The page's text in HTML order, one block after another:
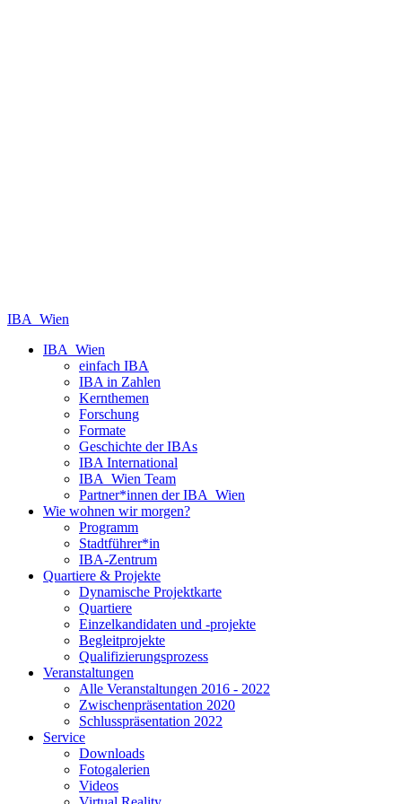
IBA_Wien
IBA_Wien
einfach IBA
IBA in Zahlen
Kernthemen
Forschung
Formate
Geschichte der IBAs
IBA International
IBA_Wien Team
Partner*innen der IBA_Wien
Wie wohnen wir morgen?
Programm
Stadtführer*in
IBA-Zentrum
Quartiere & Projekte
Dynamische Projektkarte
Quartiere
Einzelkandidaten und -projekte
Begleitprojekte
Qualifizierungsprozess
Veranstaltungen
Alle Veranstaltungen 2016 - 2022
Zwischenpräsentation 2020
Schlusspräsentation 2022
Service
Downloads
Fotogalerien
Videos